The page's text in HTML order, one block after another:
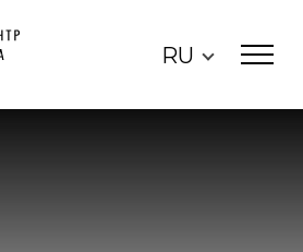
RU